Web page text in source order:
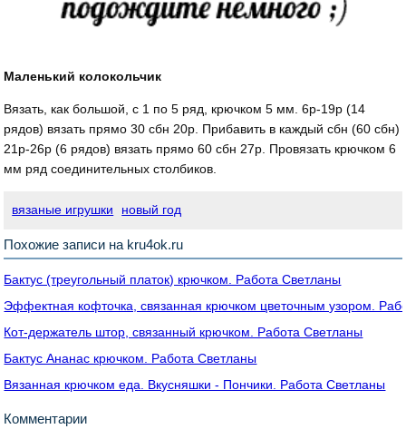
Маленький колокольчик
Вязать, как большой, с 1 по 5 ряд, крючком 5 мм. 6р-19р (14
рядов) вязать прямо 30 сбн 20р. Прибавить в каждый сбн (60 сбн)
21р-26р (6 рядов) вязать прямо 60 сбн 27р. Провязать крючком 6
мм ряд соединительных столбиков.
вязаные игрушки новый год
Похожие записи на kru4ok.ru
Бактус (треугольный платок) крючком. Работа Светланы
Эффектная кофточка, связанная крючком цветочным узором.
Кот-держатель штор, связанный крючком. Работа Светланы
Бактус Ананас крючком. Работа Светланы
Вязанная крючком еда. Вкусняшки - Пончики. Работа Светланы
Комментарии